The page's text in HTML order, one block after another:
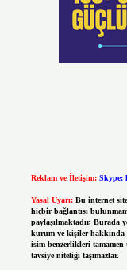
Reklam ve İletişim: Skype:
Yasal Uyarı: Bu internet
hiçbir bağlantısı
paylaşılmaktadır. Burada
kurum ve kişiler hakkında
isim benzerlikleri
tavsiye niteliği taşımazlar.